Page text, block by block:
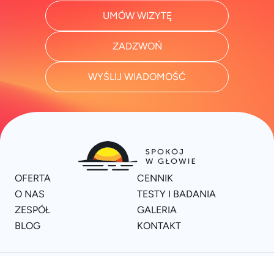
UMÓW WIZYTĘ
ZADZWOŃ
WYŚLIJ WIADOMOŚĆ
OFERTA
CENNIK
O NAS
TESTY I BADANIA
ZESPÓŁ
GALERIA
BLOG
KONTAKT